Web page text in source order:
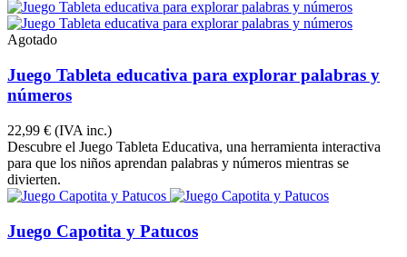
Agotado
Juego Tableta educativa para explorar palabras y
números
22,99 € (IVA inc.)
Descubre el Juego Tableta Educativa, una herramienta interactiva
para que los niños aprendan palabras y números mientras se
divierten.
Juego Capotita y Patucos